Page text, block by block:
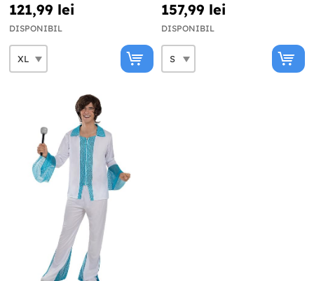
121,99 lei
DISPONIBIL
157,99 lei
DISPONIBIL